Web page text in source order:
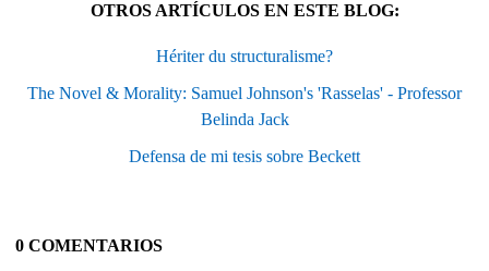
OTROS ARTÍCULOS EN ESTE BLOG:
Hériter du structuralisme?
The Novel & Morality: Samuel Johnson's 'Rasselas' - Professor
Belinda Jack
Defensa de mi tesis sobre Beckett
0 COMENTARIOS